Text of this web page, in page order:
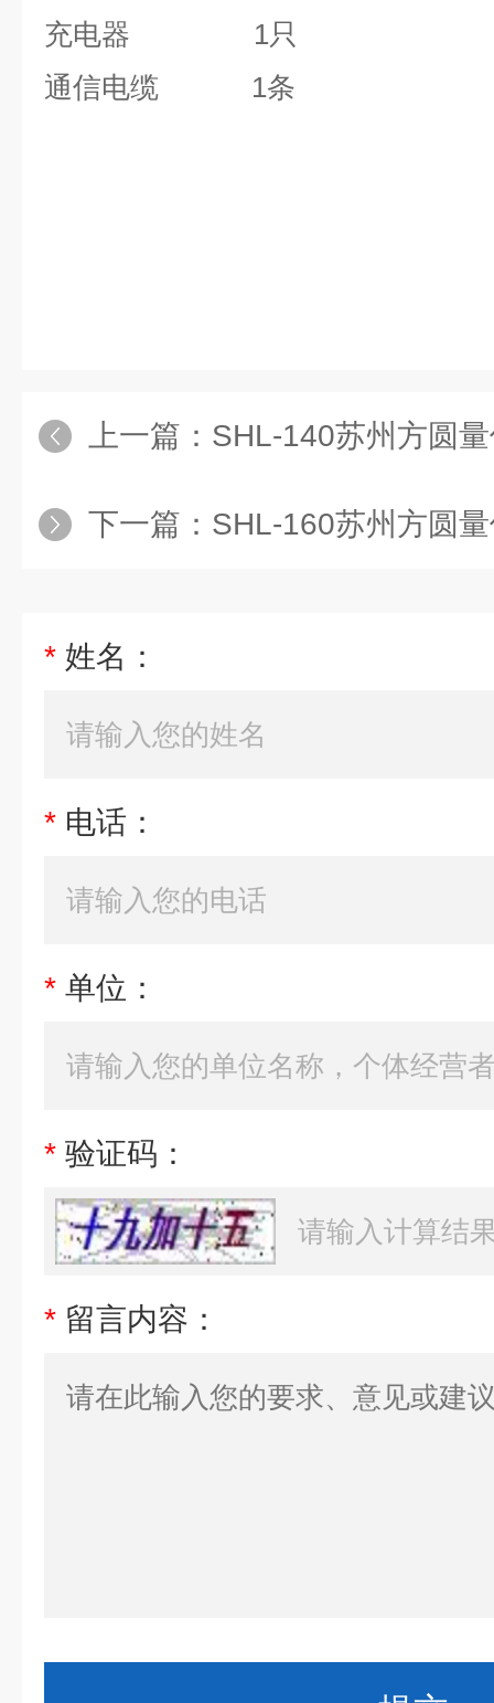
充电器
1只
通信电缆
1条
上一篇： SHL-140苏州方圆
下一篇： SHL-160苏州方圆
* 姓名：
* 电话：
* 单位：
* 验证码：
* 留言内容：